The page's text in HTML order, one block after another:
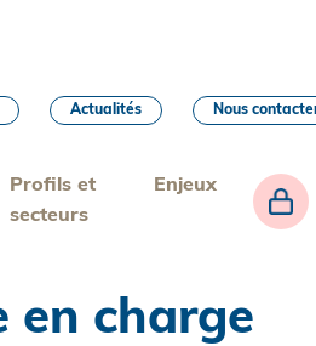
Profils et
secteurs
Enjeux
Actualités Nous
en charge